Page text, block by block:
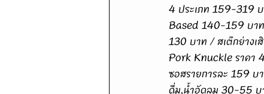
4 ประเภท 159-319 บ
Based 140-159 บา
130 บาท / สเต๊กย่าง
Pork Knuckle ราคา
ซอสรายการละ 159
ดื่ม,น้ำอัดลม 30-55 บ